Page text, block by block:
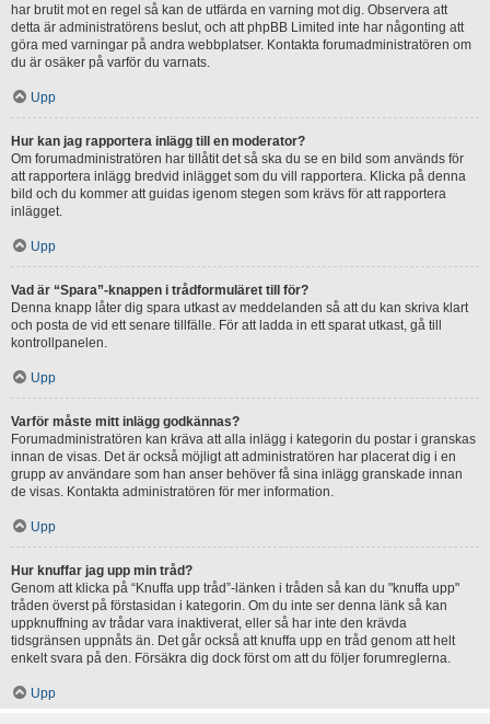
har brutit mot en regel så kan de utfärda en varning mot dig. Observera att
detta är administratörens beslut, och att phpBB Limited inte har någonting att
göra med varningar på andra webbplatser. Kontakta forumadministratören om
du är osäker på varför du varnats.
Upp
Hur kan jag rapportera inlägg till en moderator?
Om forumadministratören har tillåtit det så ska du se en bild som används för
att rapportera inlägg bredvid inlägget som du vill rapportera. Klicka på denna
bild och du kommer att guidas igenom stegen som krävs för att rapportera
inlägget.
Upp
Vad är “Spara”-knappen i trådformuläret till för?
Denna knapp låter dig spara utkast av meddelanden så att du kan skriva klart
och posta de vid ett senare tillfälle. För att ladda in ett sparat utkast, gå till
kontrollpanelen.
Upp
Varför måste mitt inlägg godkännas?
Forumadministratören kan kräva att alla inlägg i kategorin du postar i granskas
innan de visas. Det är också möjligt att administratören har placerat dig i en
grupp av användare som han anser behöver få sina inlägg granskade innan
de visas. Kontakta administratören för mer information.
Upp
Hur knuffar jag upp min tråd?
Genom att klicka på “Knuffa upp tråd”-länken i tråden så kan du "knuffa upp"
tråden överst på förstasidan i kategorin. Om du inte ser denna länk så kan
uppknuffning av trådar vara inaktiverat, eller så har inte den krävda
tidsgränsen uppnåts än. Det går också att knuffa upp en tråd genom att helt
enkelt svara på den. Försäkra dig dock först om att du följer forumreglerna.
Upp